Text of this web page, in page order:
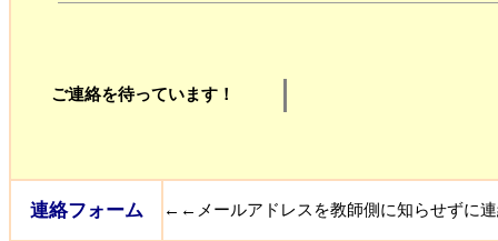
ご連絡を待っています！
連絡フォーム ←←メールアドレスを教師側に知らせずに